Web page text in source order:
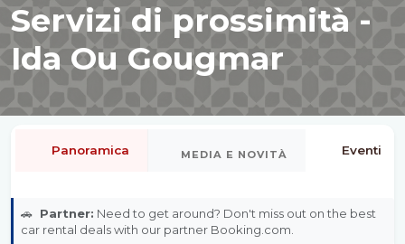
Servizi di prossimità -
Ida Ou Gougmar
Panoramica MEDIA E NOVITÀ Eventi
🚗 Partner: Need to get around? Don't miss out on the best
car rental deals with our partner Booking.com.